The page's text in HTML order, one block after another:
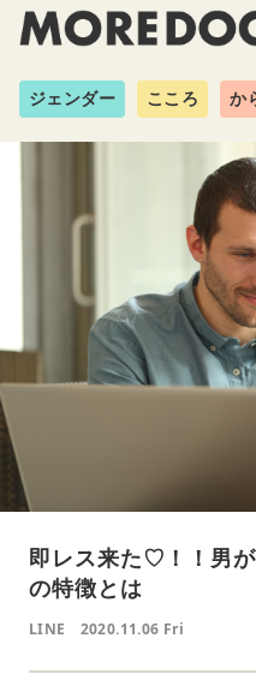
ジェンダー こころ か
即レス来た♡！！男
の特徴とは
LINE 2020.11.06 Fri